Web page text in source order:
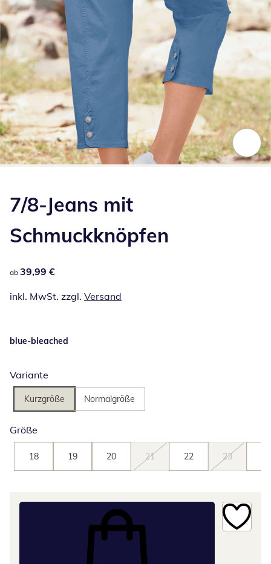
7/8-Jeans mit
Schmuckknöpfen
39,99 €
ab 39,99 €
inkl. MwSt. zzgl. Versand
blue-bleached
Variante
Kurzgröße Normalgröße
Größe
18 19 20 21 22 23